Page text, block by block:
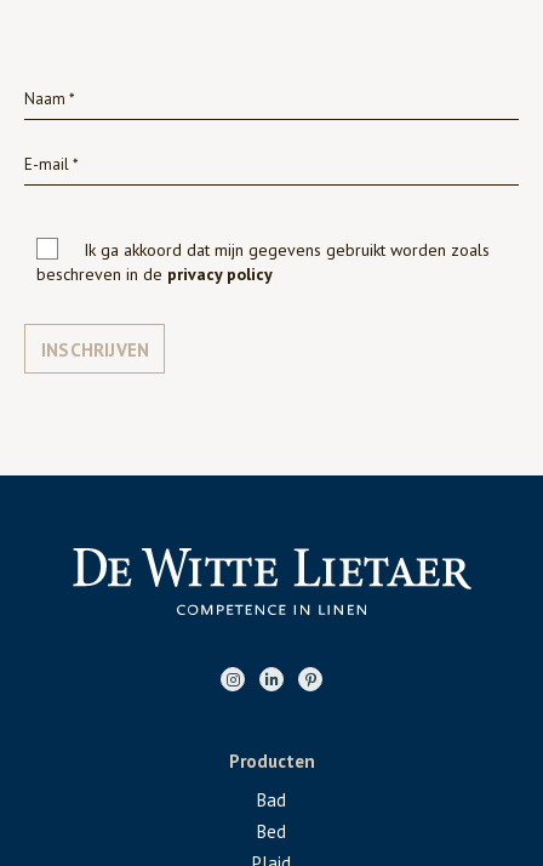
Ik ga akkoord dat mijn gegevens gebruikt worden zoals
beschreven in de privacy policy
INSCHRIJVEN
Producten
Bad
Bed